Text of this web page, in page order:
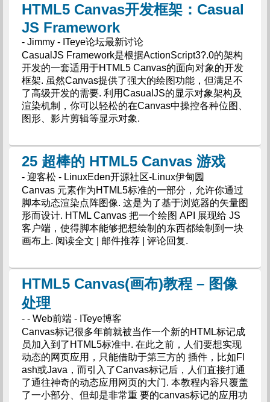
HTML5 Canvas开发框架：Casual
JS Framework
- Jimmy - ITeye论坛最新讨论
CasualJS Framework是根据ActionScript3?.0的架构
开发的一套适用于HTML5 Canvas的面向对象的开发
框架. 虽然Canvas提供了强大的绘图功能，但满足不
了高级开发的需要. 利用CasualJS的显示对象架构及
渲染机制，你可以轻松的在Canvas中操控各种位图、
图形、影片剪辑等显示对象.
25 超棒的 HTML5 Canvas 游戏
- 迎客松 - LinuxEden开源社区-Linux伊甸园
Canvas 元素作为HTML5标准的一部分，允许你通过
脚本动态渲染点阵图像. 这是为了基于浏览器的矢量图
形而设计. HTML Canvas 把一个绘图 API 展现给 JS
客户端，使得脚本能够把想绘制的东西都绘制到一块
画布上. 阅读全文 | 邮件推荐 | 评论回复.
HTML5 Canvas(画布)教程 – 图像
处理
- - Web前端 - ITeye博客
Canvas标记很多年前就被当作一个新的HTML标记成
员加入到了HTML5标准中. 在此之前，人们要想实现
动态的网页应用，只能借助于第三方的 插件，比如Fl
ash或Java，而引入了Canvas标记后，人们直接打通
了通往神奇的动态应用网页的大门. 本教程内容只覆盖
了一小部分、但却是非常重 要的canvas标记的应用功